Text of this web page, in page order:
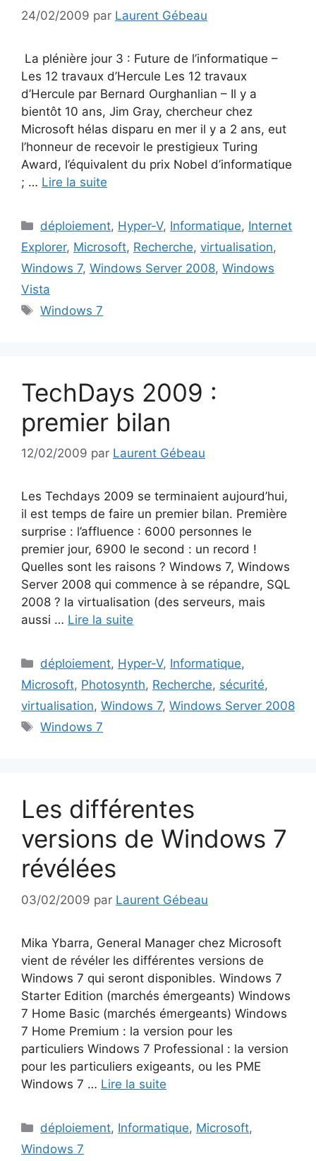
24/02/2009 par Laurent Gébeau
La plénière jour 3 : Future de l’informatique –
Les 12 travaux d’Hercule Les 12 travaux
d’Hercule par Bernard Ourghanlian – Il y a
bientôt 10 ans, Jim Gray, chercheur chez
Microsoft hélas disparu en mer il y a 2 ans, eut
l’honneur de recevoir le prestigieux Turing
Award, l’équivalent du prix Nobel d’informatique
; … Lire la suite
Catégories
déploiement, Hyper-V, Informatique, Internet
Explorer, Microsoft, Recherche, virtualisation,
Windows 7, Windows Server 2008, Windows
Vista
Étiquettes
Windows 7
TechDays 2009 :
premier bilan
12/02/2009 par Laurent Gébeau
Les Techdays 2009 se terminaient aujourd’hui,
il est temps de faire un premier bilan. Première
surprise : l’affluence : 6000 personnes le
premier jour, 6900 le second : un record !
Quelles sont les raisons ? Windows 7, Windows
Server 2008 qui commence à se répandre, SQL
2008 ? la virtualisation (des serveurs, mais
aussi … Lire la suite
Catégories
déploiement, Hyper-V, Informatique,
Microsoft, Photosynth, Recherche, sécurité,
virtualisation, Windows 7, Windows Server 2008
Étiquettes
Windows 7
Les différentes
versions de Windows 7
révélées
03/02/2009 par Laurent Gébeau
Mika Ybarra, General Manager chez Microsoft
vient de révéler les différentes versions de
Windows 7 qui seront disponibles. Windows 7
Starter Edition (marchés émergeants) Windows
7 Home Basic (marchés émergeants) Windows
7 Home Premium : la version pour les
particuliers Windows 7 Professional : la version
pour les particuliers exigeants, ou les PME
Windows 7 … Lire la suite
Catégories
déploiement, Informatique, Microsoft,
Windows 7